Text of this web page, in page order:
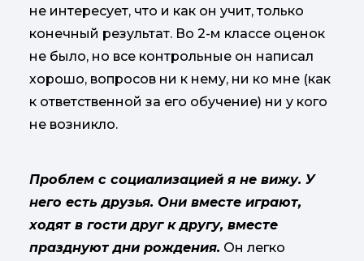
не интересует, что и как он учит, только
конечный результат. Во 2-м классе оценок
не было, но все контрольные он написал
хорошо, вопросов ни к нему, ни ко мне (как
к ответственной за его обучение) ни у кого
не возникло.
Проблем с социализацией я не вижу. У
него есть друзья. Они вместе играют,
ходят в гости друг к другу, вместе
празднуют дни рождения. Он легко